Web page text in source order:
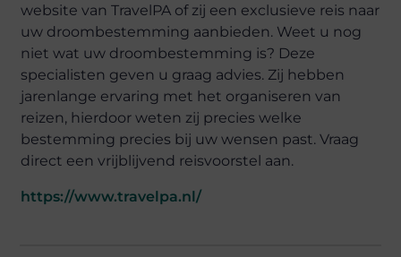
website van TravelPA of zij een exclusieve reis naar
uw droombestemming aanbieden. Weet u nog
niet wat uw droombestemming is? Deze
specialisten geven u graag advies. Zij hebben
jarenlange ervaring met het organiseren van
reizen, hierdoor weten zij precies welke
bestemming precies bij uw wensen past. Vraag
direct een vrijblijvend reisvoorstel aan.
https://www.travelpa.nl/